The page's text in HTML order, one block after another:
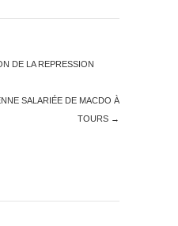
DE LA REPRESSION
SALARIÉE DE MACDO À
TOURS →